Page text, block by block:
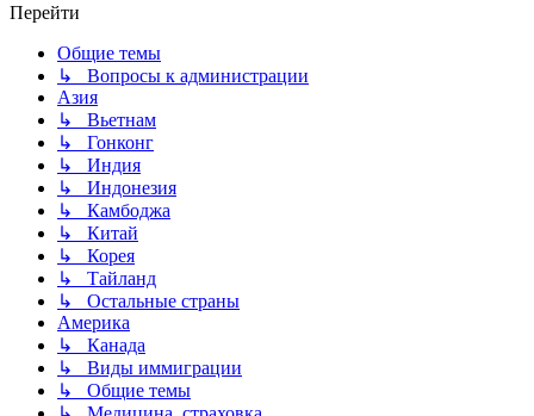
Перейти
Общие темы
↳ Вопросы к администрации
Азия
↳ Вьетнам
↳ Гонконг
↳ Индия
↳ Индонезия
↳ Камбоджа
↳ Китай
↳ Корея
↳ Тайланд
↳ Остальные страны
Америка
↳ Канада
↳ Виды иммиграции
↳ Общие темы